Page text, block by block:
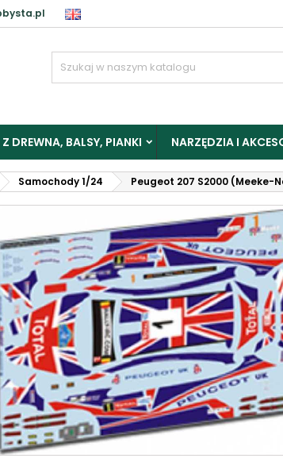
DREWNA, BALSY, PIANKI NARZĘDZIA I
Samochody 1/24 Peugeot 207 S2000 (Meeke-